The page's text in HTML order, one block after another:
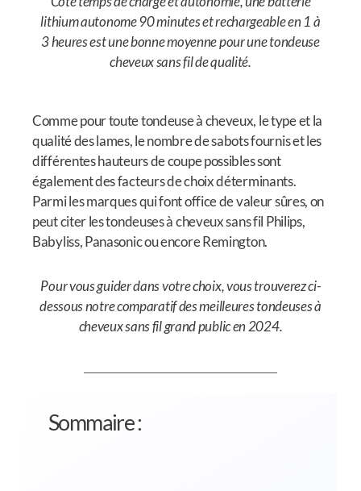
lithium autonome 90 minutes et rechargeable en 1 à
3 heures est une bonne moyenne pour une tondeuse
cheveux sans fil de qualité.
Comme pour toute tondeuse à cheveux, le type et la
qualité des lames, le nombre de sabots fournis et les
différentes hauteurs de coupe possibles sont
également des facteurs de choix déterminants.
Parmi les marques qui font office de valeur sûres, on
peut citer les tondeuses à cheveux sans fil Philips,
Babyliss, Panasonic ou encore Remington.
Pour vous guider dans votre choix, vous trouverez ci-
dessous notre comparatif des meilleures tondeuses à
cheveux sans fil grand public en 2024.
Sommaire :